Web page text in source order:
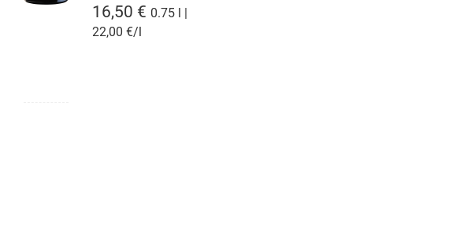
16,50 € 0.75 l |
22,00 €/l